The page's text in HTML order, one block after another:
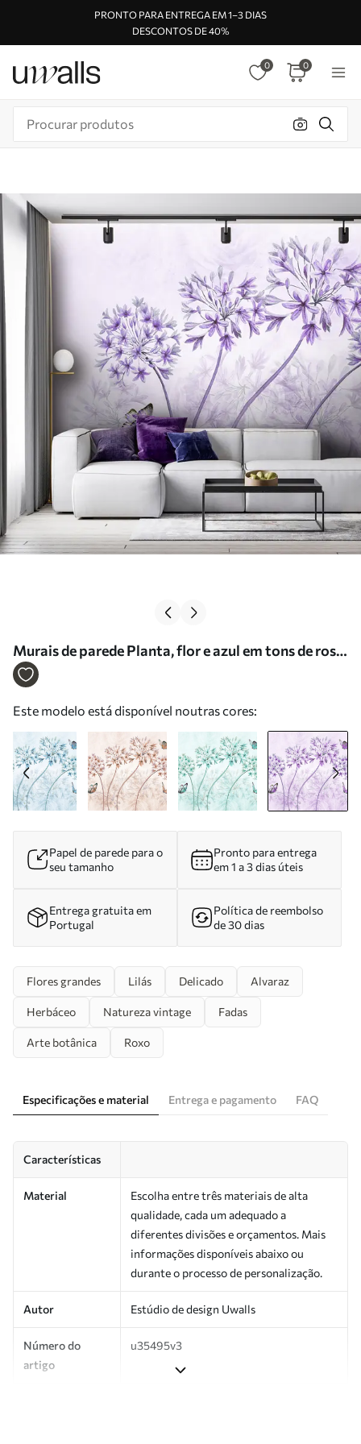
PRONTO PARA ENTREGA EM 1–3 DIAS
DESCONTOS DE 40%
0 0
Murais de parede Planta, flor e azul em tons de rosa
Nr. u35495v3
Este modelo está disponível noutras cores:
Papel de parede para o
seu tamanho
Pronto para entrega
em 1 a 3 dias úteis
Entrega gratuita em
Portugal
Política de reembolso
de 30 dias
Flores grandes Lilás Delicado Alvaraz
Herbáceo Natureza vintage Fadas
Arte botânica Roxo
Especificações e material Entrega e pagamento FAQ
Características
Material
Escolha entre três materiais de alta
qualidade, cada um adequado a
diferentes divisões e orçamentos. Mais
informações disponíveis abaixo ou
durante o processo de personalização.
Autor Estúdio de design Uwalls
Número do
artigo
u35495v3